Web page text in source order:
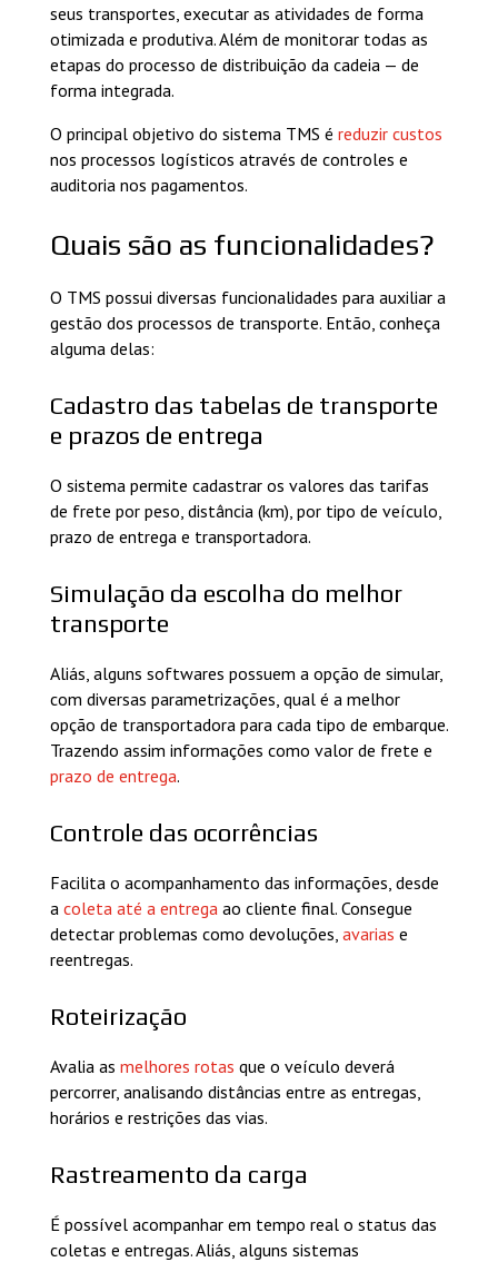
seus transportes, executar as atividades de forma
otimizada e produtiva. Além de monitorar todas as
etapas do processo de distribuição da cadeia — de
forma integrada.
O principal objetivo do sistema TMS é reduzir custos
nos processos logísticos através de controles e
auditoria nos pagamentos.
Quais são as funcionalidades?
O TMS possui diversas funcionalidades para auxiliar a
gestão dos processos de transporte. Então, conheça
alguma delas:
Cadastro das tabelas de transporte
e prazos de entrega
O sistema permite cadastrar os valores das tarifas
de frete por peso, distância (km), por tipo de veículo,
prazo de entrega e transportadora.
Simulação da escolha do melhor
transporte
Aliás, alguns softwares possuem a opção de simular,
com diversas parametrizações, qual é a melhor
opção de transportadora para cada tipo de embarque.
Trazendo assim informações como valor de frete e
prazo de entrega.
Controle das ocorrências
Facilita o acompanhamento das informações, desde
a coleta até a entregaao cliente final. Consegue
detectar problemas como devoluções, avarias e
reentregas.
Roteirização
Avalia as melhores rotas que o veículo deverá
percorrer, analisando distâncias entre as entregas,
horários e restrições das vias.
Rastreamento da carga
É possível acompanhar em tempo real o status das
coletas e entregas. Aliás, alguns sistemas